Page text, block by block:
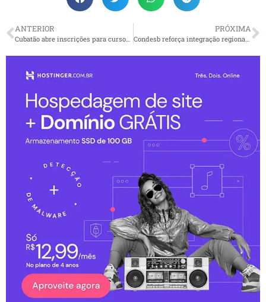
ANTERIOR
Cubatão abre inscrições para cursos gratuitos de qualificação profissional em parceria com o Senac
PRÓXIMA
Condesb reforça integração regional e debate saúde, mobilidade e infraestrutura em reunião realizada em Mongaguá